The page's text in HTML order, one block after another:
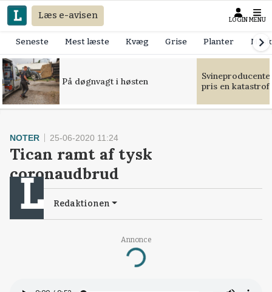
Læs e-avisen LOGIN MENU
Seneste Mest læste Kvæg Grise Planter
På døgnvagt i høsten
pris en
Annonce
Loading...
NOTER 25-06-2020 11:24
Tican ramt af tysk
coronaudbrud
Redaktionen